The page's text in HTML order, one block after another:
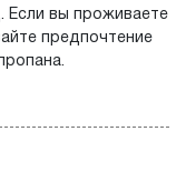
Если вы проживаете
предпочтение